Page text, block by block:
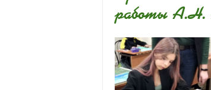
работы А.Н.